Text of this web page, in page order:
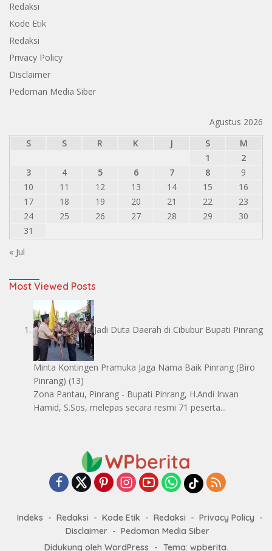
Redaksi
Kode Etik
Redaksi
Privacy Policy
Disclaimer
Pedoman Media Siber
Agustus 2026
S
S R K J S
M
1
2
3
4 5 6 7 8
9
10
11 12 13 14 15
16
17
18 19 20 21 22
23
24
25 26 27 28 29
30
31
« Jul
Most Viewed Posts
Jadi Duta Daerah di Cibubur Bupati Pinrang
Minta Kontingen Pramuka Jaga Nama Baik Pinrang (Biro
Pinrang) (13)
Zona Pantau, Pinrang - Bupati Pinrang, H.Andi Irwan
Hamid, S.Sos, melepas secara resmi 71 peserta...
Indeks Redaksi Kode Etik Redaksi
Privacy Policy
Disclaimer
Pedoman Media Siber
Didukung oleh WordPress
- Tema: wpberita.